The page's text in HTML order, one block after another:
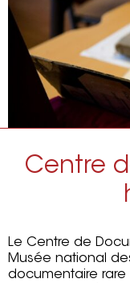
Centre
Le Centre de
Musée national
documentaire